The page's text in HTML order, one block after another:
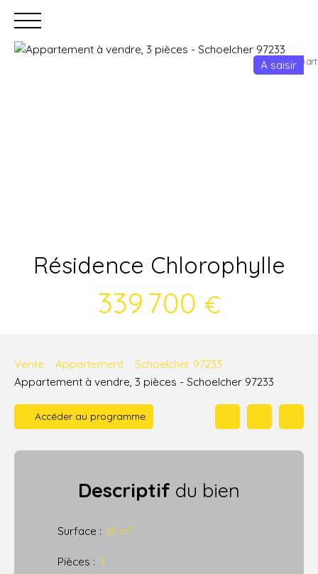
Faire gérer
A saisir
Résidence Chlorophylle
339 700 €
Vente Appartement
Schoelcher 97233
Appartement à vendre, 3 pièces - Schoelcher 97233
Accéder au programme
Descriptif du bien
Surface : 61 m²
Pièces : 3